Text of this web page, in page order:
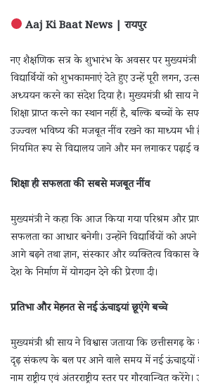
Aaj Ki Baat News | रायपुर
नए शैक्षणिक सत्र के शुभारंभ के अवसर पर मुख्यमंत्री
विद्यार्थियों को शुभकामनाएं देते हुए उन्हें पूरी लगन,
अध्ययन करने का संदेश दिया है। मुख्यमंत्री श्री साय
शिक्षा प्राप्त करने का स्थान नहीं है, बल्कि बच्चों
उज्ज्वल भविष्य की मजबूत नींव रखने का माध्यम भी है।
नियमित रूप से विद्यालय जाने और मन लगाकर पढ़ाई
शिक्षा ही सफलता की सबसे मजबूत नींव
मुख्यमंत्री ने कहा कि आज किया गया परिश्रम और
सफलता का आधार बनेगी। उन्होंने विद्यार्थियों को अपने
आगे बढ़ने तथा ज्ञान, संस्कार और व्यक्तित्व
देश के निर्माण में योगदान देने की प्रेरणा दी।
प्रतिभा और मेहनत से नई ऊंचाइयां छूएंगे बच्चे
मुख्यमंत्री श्री साय ने विश्वास जताया कि छत्तीसगढ़
दृढ़ संकल्प के बल पर आने वाले समय में नई ऊंचाइयों
नाम राष्ट्रीय एवं अंतरराष्ट्रीय स्तर पर गौरवान्वित